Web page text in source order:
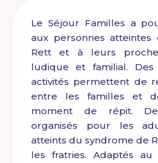
Le Séjour Familles a
aux personnes
Rett et à leurs
ludique et familial.
activités permettent de
entre les familles et
moment de répit.
organisés pour les
atteints du syndrome de
les fratries. Adaptés au